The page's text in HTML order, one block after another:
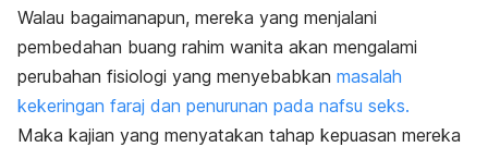
Walau bagaimanapun, mereka yang menjalani
pembedahan buang rahim wanita akan mengalami
perubahan fisiologi yang menyebabkan masalah
kekeringan faraj dan penurunan pada nafsu seks.
Maka kajian yang menyatakan tahap kepuasan mereka